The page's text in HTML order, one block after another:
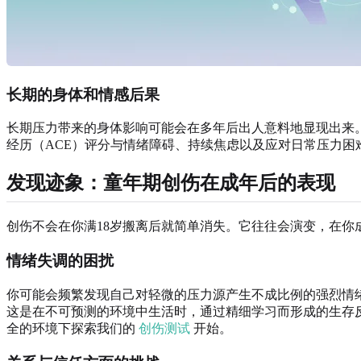
长期的身体和情感后果
长期压力带来的身体影响可能会在多年后出人意料地显现出
经历（ACE）评分与情绪障碍、持续焦虑以及应对日常压力
发现迹象：童年期创伤在成年后的表现
创伤不会在你满18岁搬离后就简单消失。它往往会演变，在
情绪失调的困扰
你可能会频繁发现自己对轻微的压力源产生不成比例的强烈
这是在不可预测的环境中生活时，通过精细学习而形成的生
全的环境下探索我们的 创伤测试 开始。